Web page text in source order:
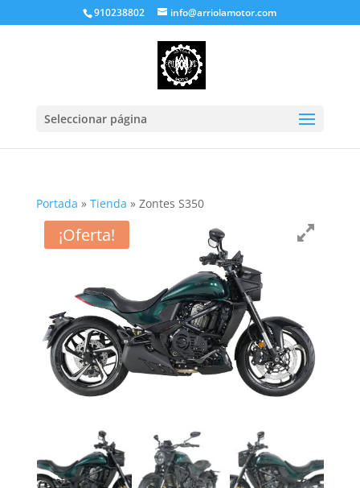
910238802 info@arriolamotor.com
Seleccionar página
Portada » Tienda » Zontes S350
¡Oferta!